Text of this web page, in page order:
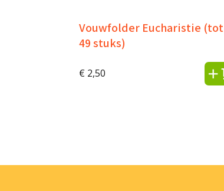
Vouwfolder Eucharistie (tot
49 stuks)
€ 2,50